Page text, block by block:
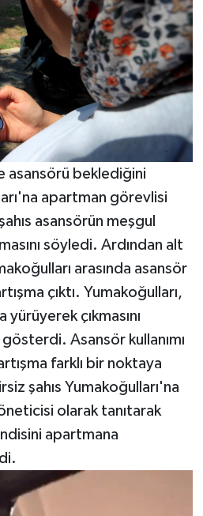
asansörü beklediğini
apartman görevlisi
asansörün meşgul
söyledi. Ardından alt
arasında asansör
çıktı. Yumakoğulları,
çıkmasını
Asansör kullanımı
farklı bir noktaya
şahıs Yumakoğulları'na
olarak tanıtarak
apartmana